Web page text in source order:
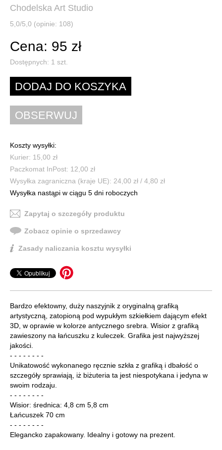
Chodelska Art Studio
5,0/5,0 (opinie: 108)
Cena: 95 zł
Dostępnych: 1 szt.
Koszty wysyłki:
Kurier: 15,00 zł
Paczkomat InPost: 12,00 zł
Wysyłka zagraniczna (kraje UE): 24,00 zł / 4,80 zł
Wysyłka nastąpi w ciągu 5 dni roboczych
Zapytaj o szczegóły produktu
Zobacz opinie o sprzedawcy
Zasady naliczania kosztu wysyłki
Bardzo efektowny, duży naszyjnik z oryginalną grafiką
artystyczną, zatopioną pod wypukłym szkiełkiem dającym efekt
3D, w oprawie w kolorze antycznego srebra. Wisior z grafiką
zawieszony na łańcuszku z kuleczek. Grafika jest najwyższej
jakości.
- - - - - - - -
Unikatowość wykonanego ręcznie szkła z grafiką i dbałość o
szczegóły sprawiają, iż biżuteria ta jest niespotykana i jedyna w
swoim rodzaju.
- - - - - - - -
Wisior: średnica: 4,8 cm 5,8 cm
Łańcuszek 70 cm
- - - - - - - -
Elegancko zapakowany. Idealny i gotowy na prezent.